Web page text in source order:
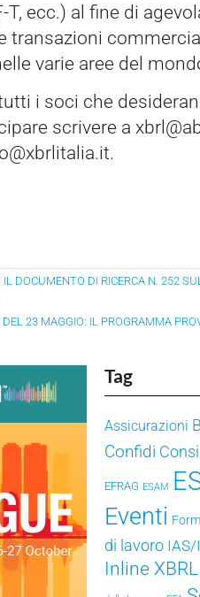
T, ecc.) al fine di
transazioni
varie aree del
i soci che
scrivere a
DOCUMENTO DI RICERCA N. 252
23 MAGGIO: IL PROGRAMMA
Tag
Assicurazioni
Confidi
EFRAG ESAM
Eventi
di lavoro
Inline XBRL